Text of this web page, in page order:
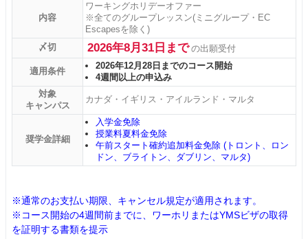
内容
ワーキングホリデーオファー
※全てのグループレッスン(ミニグループ・EC
Escapesを除く)
〆切
2026年8月31日まで の出願受付
適用条件
2026年12月28日までのコース開始
4週間以上の申込み
対象
キャンパス
カナダ・イギリス・アイルランド・マルタ
奨学金詳細
入学金免除
授業料夏料金免除
午前スタート確約追加料金免除 (トロント、ロン
ドン、ブライトン、ダブリン、マルタ)
※通常のお支払い期限、キャンセル規定が適用されます。
※コース開始の4週間前までに、ワーホリまたはYMSビザの取得
を証明する書類を提示